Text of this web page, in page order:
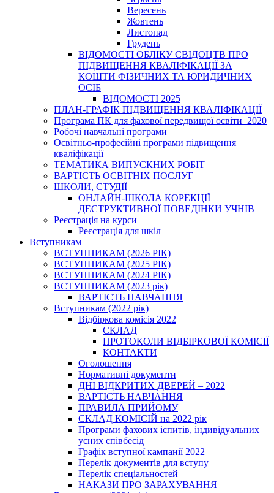
Вересень
Жовтень
Листопад
Грудень
ВІДОМОСТІ ОБЛІКУ СВІДОЦТВ ПРО
ПІДВИЩЕННЯ КВАЛІФІКАЦІЇ ЗА
КОШТИ ФІЗИЧНИХ ТА ЮРИДИЧНИХ
ОСІБ
ВІДОМОСТІ 2025
ПЛАН-ГРАФІК ПІДВИЩЕННЯ КВАЛІФІКАЦІЇ
Програма ПК для фахової передвищої освіти_2020
Робочі навчальні програми
Освітньо-професійні програми підвищення
кваліфікації
ТЕМАТИКА ВИПУСКНИХ РОБІТ
ВАРТІСТЬ ОСВІТНІХ ПОСЛУГ
ШКОЛИ, СТУДІЇ
ОНЛАЙН-ШКОЛА КОРЕКЦІЇ
ДЕСТРУКТИВНОЇ ПОВЕДІНКИ УЧНІВ
Реєстрація на курси
Реєстрація для шкіл
Вступникам
ВСТУПНИКАМ (2026 РІК)
ВСТУПНИКАМ (2025 РІК)
ВСТУПНИКАМ (2024 РІК)
ВСТУПНИКАМ (2023 рік)
ВАРТІСТЬ НАВЧАННЯ
Вступникам (2022 рік)
Відбіркова комісія 2022
СКЛАД
ПРОТОКОЛИ ВІДБІРКОВОЇ КОМІСІЇ
КОНТАКТИ
Оголошення
Нормативні документи
ДНІ ВІДКРИТИХ ДВЕРЕЙ – 2022
ВАРТІСТЬ НАВЧАННЯ
ПРАВИЛА ПРИЙОМУ
СКЛАД КОМІСІЙ на 2022 рік
Програми фахових іспитів, індивідуальних
усних співбесід
Графік вступної кампанії 2022
Перелік документів для вступу
Перелік спеціальностей
НАКАЗИ ПРО ЗАРАХУВАННЯ